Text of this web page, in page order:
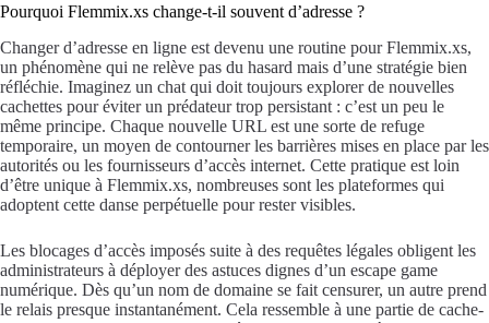
Pourquoi Flemmix.xs change-t-il souvent d’adresse ?
Changer d’adresse en ligne est devenu une routine pour Flemmix.xs,
un phénomène qui ne relève pas du hasard mais d’une stratégie bien
réfléchie. Imaginez un chat qui doit toujours explorer de nouvelles
cachettes pour éviter un prédateur trop persistant : c’est un peu le
même principe. Chaque nouvelle URL est une sorte de refuge
temporaire, un moyen de contourner les barrières mises en place par les
autorités ou les fournisseurs d’accès internet. Cette pratique est loin
d’être unique à Flemmix.xs, nombreuses sont les plateformes qui
adoptent cette danse perpétuelle pour rester visibles.
Les blocages d’accès imposés suite à des requêtes légales obligent les
administrateurs à déployer des astuces dignes d’un escape game
numérique. Dès qu’un nom de domaine se fait censurer, un autre prend
le relais presque instantanément. Cela ressemble à une partie de cache-